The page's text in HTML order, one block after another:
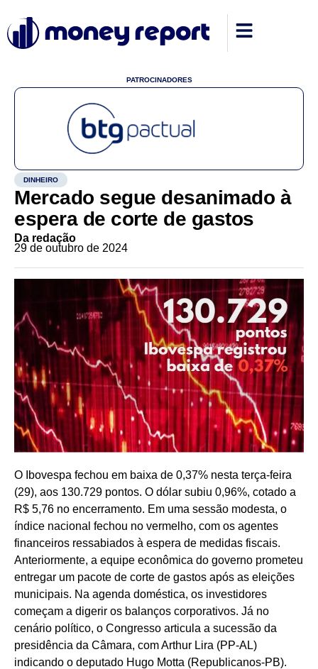
PATROCINADORES
DINHEIRO
Mercado segue desanimado à
espera de corte de gastos
Da redação
29 de outubro de 2024
O Ibovespa fechou em baixa de 0,37% nesta terça-feira
(29), aos 130.729 pontos. O dólar subiu 0,96%, cotado a
R$ 5,76 no encerramento. Em uma sessão modesta, o
índice nacional fechou no vermelho, com os agentes
financeiros ressabiados à espera de medidas fiscais.
Anteriormente, a equipe econômica do governo prometeu
entregar um pacote de corte de gastos após as eleições
municipais. Na agenda doméstica, os investidores
começam a digerir os balanços corporativos. Já no
cenário político, o Congresso articula a sucessão da
presidência da Câmara, com Arthur Lira (PP-AL)
indicando o deputado Hugo Motta (Republicanos-PB).